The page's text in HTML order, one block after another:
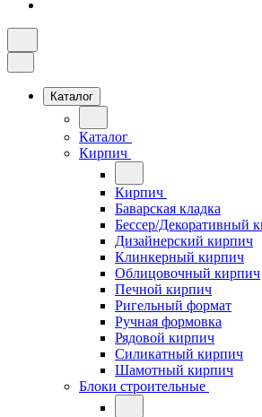
Каталог
Каталог
Кирпич
Кирпич
Баварская кладка
Бессер/Декоративный
Дизайнерский кирпич
Клинкерный кирпич
Облицовочный кирпич
Печной кирпич
Ригельный формат
Ручная формовка
Рядовой кирпич
Силикатный кирпич
Шамотный кирпич
Блоки строительные